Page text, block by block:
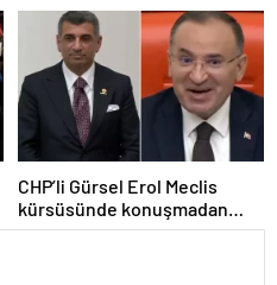
haberleri
CHP’li Gürsel Erol Meclis
kürsüsünde konuşmadan
durdu, Bozdağ’ın tepkisi